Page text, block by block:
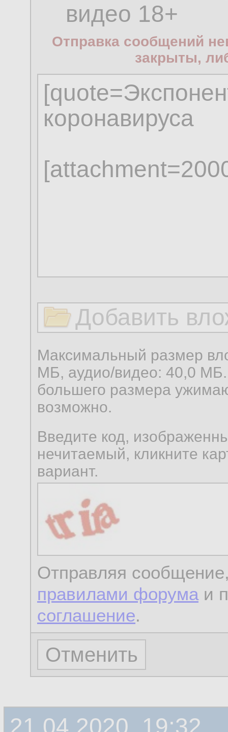
видео 18+
Отправка сообщений
закрыты,
Добавить
Максимальный размер
МБ, аудио/видео: 40,0 МБ.
большего размера
возможно.
Введите код,
нечитаемый, кликните
вариант.
Отправляя
правилами форумаи
соглашение.
21.04.2020, 19:32